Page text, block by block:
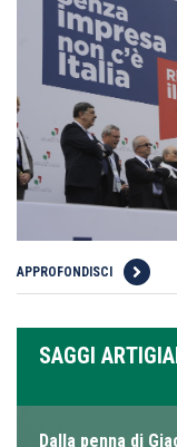
APPROFONDISCI
SAGGI
Dalla penna di